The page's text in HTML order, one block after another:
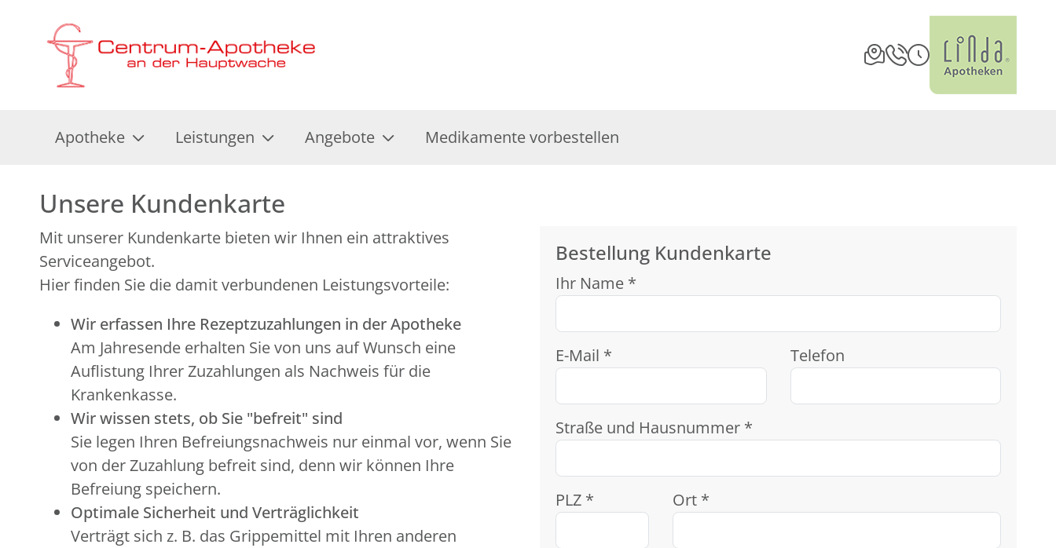
Apotheke Leistungen Angebote Medikamente vorbestellen
Unsere Kundenkarte
Mit unserer Kundenkarte bieten wir Ihnen ein attraktives
Serviceangebot.
Hier finden Sie die damit verbundenen Leistungsvorteile:
Wir erfassen Ihre Rezeptzuzahlungen in der Apotheke
Am Jahresende erhalten Sie von uns auf Wunsch eine
Auflistung Ihrer Zuzahlungen als Nachweis für die
Krankenkasse.
Wir wissen stets, ob Sie "befreit" sind
Sie legen Ihren Befreiungsnachweis nur einmal vor, wenn Sie
von der Zuzahlung befreit sind, denn wir können Ihre
Befreiung speichern.
Optimale Sicherheit und Verträglichkeit
Verträgt sich z. B. das Grippemittel mit Ihren anderen
Bestellung Kundenkarte
Ihr Name *
E-Mail * Telefon
Straße und Hausnummer *
PLZ * Ort *